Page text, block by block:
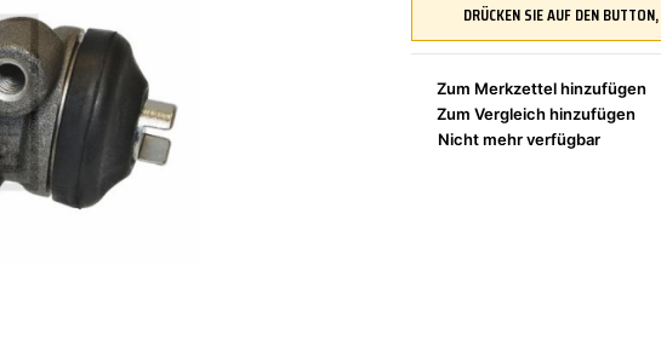
ZÜND-/GLÜHANLAGE
NAP CARPARTS
Zum Merkzettel hinzufügen
Zum Vergleich hinzufügen
Nicht mehr verfügbar